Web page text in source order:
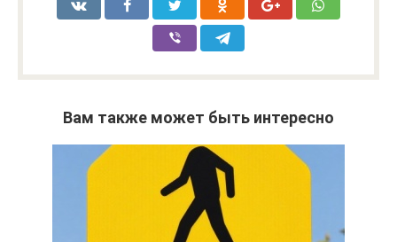
Вам также может быть интересно